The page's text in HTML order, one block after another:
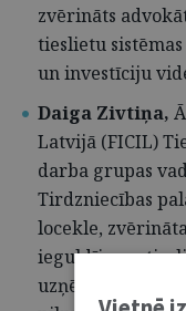
zvērināts
tieslietu
un investīciju
Daiga Zivtiņa,
Latvijā (FICIL)
darba grupas
Tirdzniecības
locekle,
ieguldījumu